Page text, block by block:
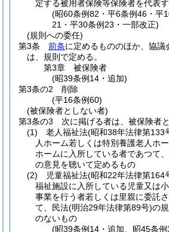
定する被用者保険等保険者を代表
(昭60条例82・平6条例46・平
21・平30条例23・一部改正)
(規則への委任)
第3条
前条に定めるもののほか、協
は、規則で定める。
第3章
被保険者
(昭39条例14・追加)
第3条の2
削除
(平16条例60)
(被保険者としない者)
第3条の3
次に掲げる者は、被保険者と
(1)
老人福祉法(昭和38年法律第133
人ホーム若しくは特別養護老人ホ
ホームに入所している者であつて
の意見を聴いて定めるもの
(2)
児童福祉法(昭和22年法律第164
福祉施設に入所している児童又は
事業を行う者若しくは里親に委託
て、民法(明治29年法律第89号)の
のないもの
(昭39条例14・追加、昭45条